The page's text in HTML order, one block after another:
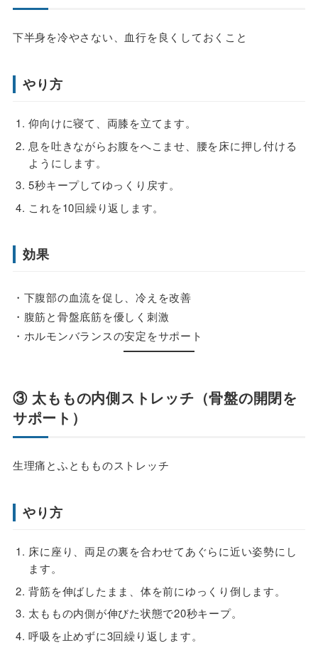
下半身を冷やさない、血行を良くしておくこと
やり方
仰向けに寝て、両膝を立てます。
息を吐きながらお腹をへこませ、腰を床に押し付ける
ようにします。
5秒キープしてゆっくり戻す。
これを10回繰り返します。
効果
・下腹部の血流を促し、冷えを改善
・腹筋と骨盤底筋を優しく刺激
・ホルモンバランスの安定をサポート
③ 太ももの内側ストレッチ（骨盤の開閉を
サポート）
生理痛とふともものストレッチ
やり方
床に座り、両足の裏を合わせてあぐらに近い姿勢にし
ます。
背筋を伸ばしたまま、体を前にゆっくり倒します。
太ももの内側が伸びた状態で20秒キープ。
呼吸を止めずに3回繰り返します。